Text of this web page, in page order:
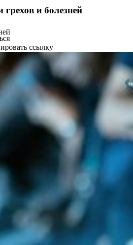
грехов и болезней